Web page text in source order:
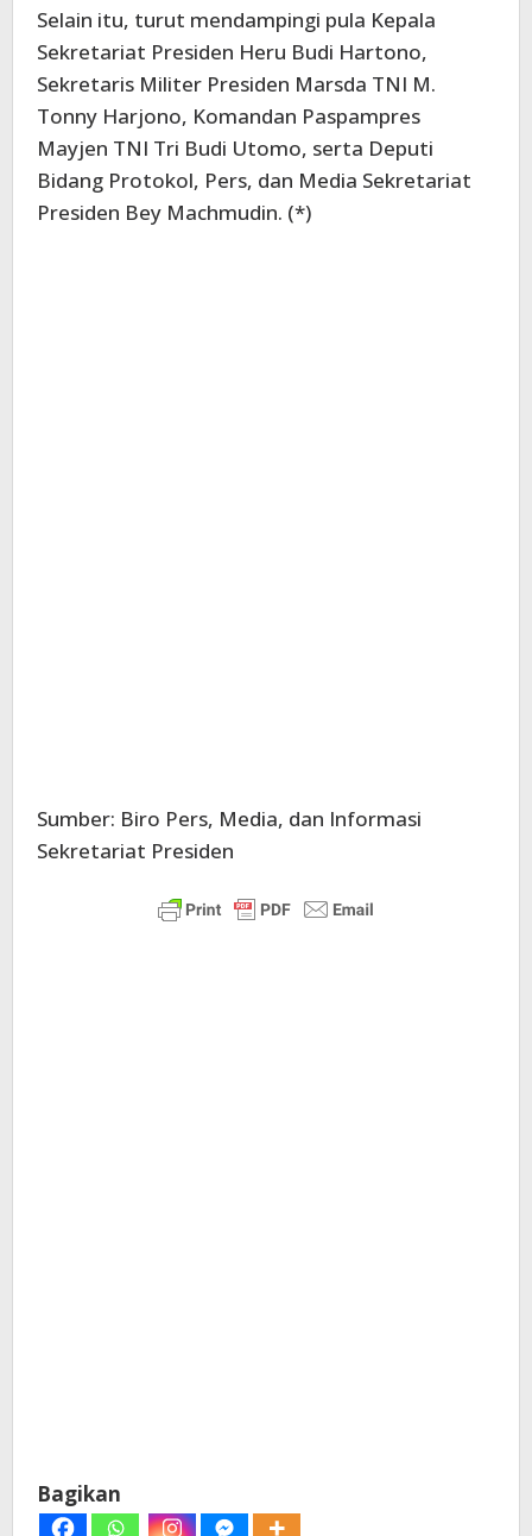
Selain itu, turut mendampingi pula Kepala
Sekretariat Presiden Heru Budi Hartono,
Sekretaris Militer Presiden Marsda TNI M.
Tonny Harjono, Komandan Paspampres
Mayjen TNI Tri Budi Utomo, serta Deputi
Bidang Protokol, Pers, dan Media Sekretariat
Presiden Bey Machmudin. (*)
Sumber: Biro Pers, Media, dan Informasi
Sekretariat Presiden
Bagikan